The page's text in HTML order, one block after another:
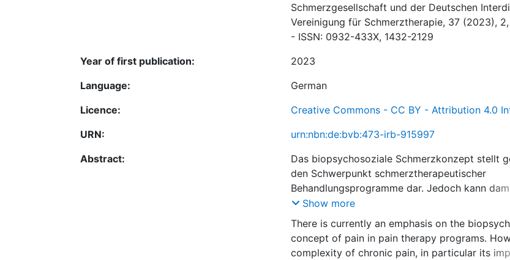
Schmerzgesellschaft und der Deutschen
Vereinigung für Schmerztherapie, 37 (2023), 2,
- ISSN: 0932-433X, 1432-2129
Year of first publication:
2023
Language:
German
Licence:
Creative Commons - CC BY - Attribution 4.0
URN:
urn:nbn:de:bvb:473-irb-915997
Abstract:
Das biopsychosoziale Schmerzkonzept stellt
den Schwerpunkt schmerztherapeutischer
Behandlungsprogramme dar. Jedoch kann
Komplexität chronischer Schmerzen,
Bedeutung für die Betroffenen, nur
werden. Denn ein Kernaspekt des Phänomens
Schmerz wird bislang nur in Einzelfällen
Show more
There is currently an emphasis on the
concept of pain in pain therapy programs.
complexity of chronic pain, in particular its